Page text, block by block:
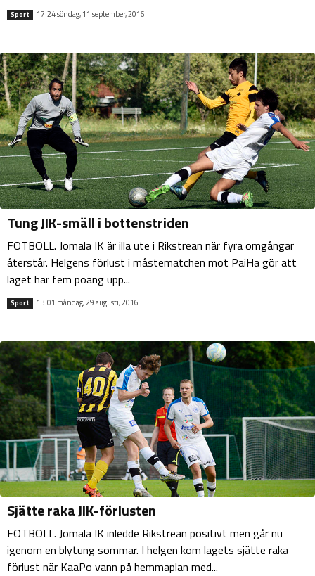
Sport 17:24 söndag, 11 september, 2016
Tung JIK-smäll i bottenstriden
FOTBOLL. Jomala IK är illa ute i Rikstrean när fyra omgångar
återstår. Helgens förlust i måstematchen mot PaiHa gör att
laget har fem poäng upp...
Sport 13:01 måndag, 29 augusti, 2016
Sjätte raka JIK-förlusten
FOTBOLL. Jomala IK inledde Rikstrean positivt men går nu
igenom en blytung sommar. I helgen kom lagets sjätte raka
förlust när KaaPo vann på hemmaplan med...